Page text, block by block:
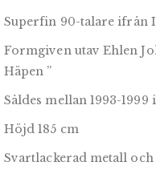
Superfin 90-talare ifrån
Formgiven utav Ehlen
Häpen ”
Såldes mellan 1993-1999
Höjd 185 cm
Svartlackerad metall